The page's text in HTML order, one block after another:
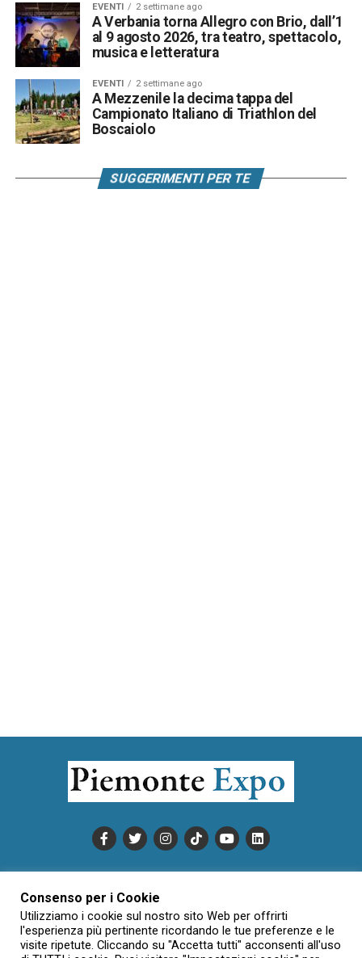
EVENTI 2 settimane ago
A Verbania torna Allegro con Brio, dall’1
al 9 agosto 2026, tra teatro, spettacolo,
musica e letteratura
EVENTI 2 settimane ago
A Mezzenile la decima tappa del
Campionato Italiano di Triathlon del
Boscaiolo
SUGGERIMENTI PER TE
INFORMATIVA SULLA PRIVACY
CONDIZIONI DI UTILIZZO
DATI SOCIETARI
NOVAJO
CREDITS
CONTATTTI
Consenso per i Cookie
Utilizziamo i cookie sul nostro sito Web per offrirti
l'esperienza più pertinente ricordando le tue preferenze e le
visite ripetute. Cliccando su "Accetta tutti" acconsenti all'uso